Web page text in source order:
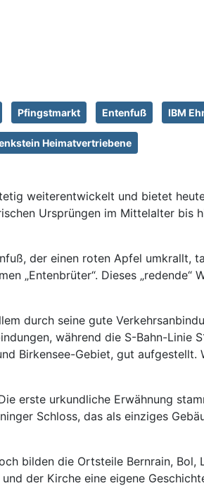
Pfingstmarkt Entenfuß IBM
Heimatvertriebene
weiterentwickelt und bietet
Ursprüngen im Mittelalter bis
der einen roten Apfel umkrallt,
„Entenbrüter“. Dieses „redende“
durch seine gute
während die S-Bahn-Linie
Birkensee-Gebiet, gut
erste urkundliche Erwähnung
Schloss, das als einziges
bilden die Ortsteile Bernrain,
der Kirche eine eigene